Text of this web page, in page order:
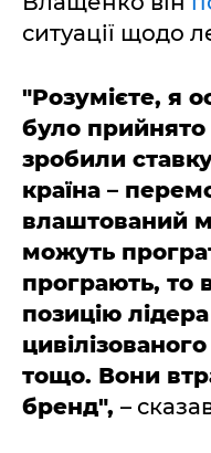
ситуації щодо
"Розумієте, я
було
зробили
країна –
влаштований
можуть
програють, то
позицію
тощо. Вони
бренд", –